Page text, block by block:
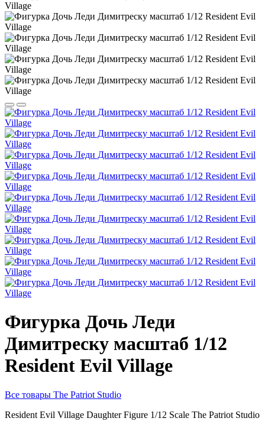
Фигурка Дочь Леди
Димитреску масштаб 1/12
Resident Evil Village
Все товары The Patriot Studio
Resident Evil Village Daughter Figure 1/12 Scale The Patriot Studio